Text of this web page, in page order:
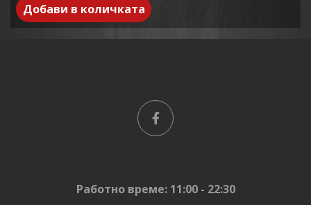
Добави в количката
Работно време: 11:00 - 22:30